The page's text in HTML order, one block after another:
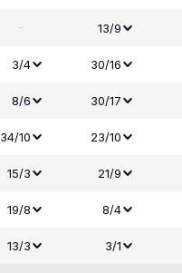
- 13/9
3/4 30/16
8/6 30/17
34/10 23/10
15/3 21/9
19/8 8/4
13/3 3/1